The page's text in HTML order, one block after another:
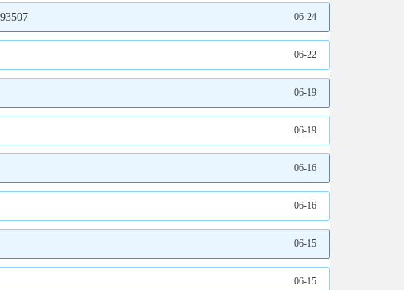
06-24
06-22
06-19
06-19
06-16
06-16
06-15
06-15